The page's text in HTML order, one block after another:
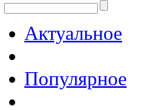
Актуальное
Популярное